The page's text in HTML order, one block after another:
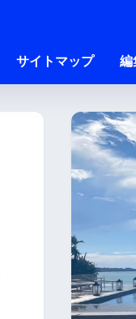
サイトマップ 編